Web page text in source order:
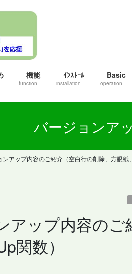
機能
function
ｲﾝｽﾄｰﾙ
installation
Basic
operation
バージョンア
アップ内容のご紹介（空白行の削除、方眼紙
アップ内容のご
関数）